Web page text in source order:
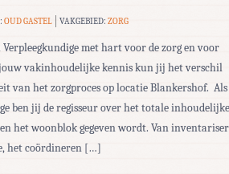
OUD GASTEL VAKGEBIED:ZORG
met hart voor de zorg en voor
vakinhoudelijke kennis kun jij het verschil
van het zorgproces op locatie Blankershof. Als
ben jij de regisseur over het totale inhoudelijke
het woonblok gegeven wordt. Van
het coördineren […]